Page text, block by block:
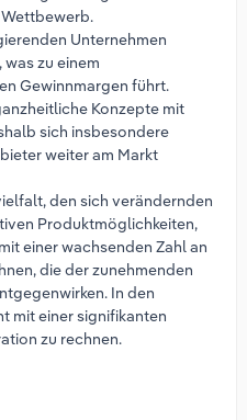
Unternehmen
zu einem
Gewinnmargen führt.
Konzepte mit
sich insbesondere
weiter am Markt
den sich verändernden
Produktmöglichkeiten,
einer wachsenden Zahl an
die der zunehmenden
In den
mit einer signifikanten
zu rechnen.